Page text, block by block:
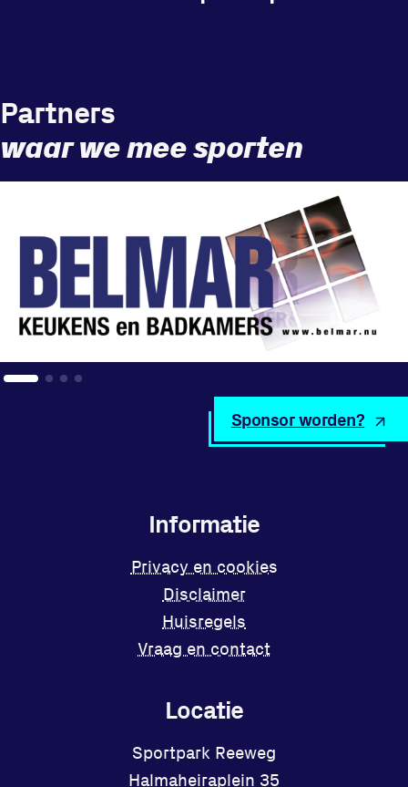
Halmaheiraplein 35
3312 GH Dordrecht
Informatie
Privacy en cookies
Disclaimer
Huisregels
Locatie
Sportpark Reeweg
Halmaheiraplein 35
Informatie
Privacy en cookies
Disclaimer
Huisregels
Vraag en contact
Partners
waar we mee sporten
Sponsor worden?